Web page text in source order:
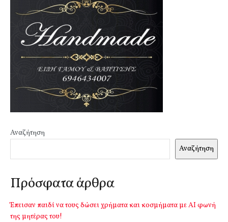
Αναζήτηση
Αναζήτηση
Πρόσφατα άρθρα
Έπεισαν παιδί να τους δώσει χρήματα και κοσμήματα με ΑΙ φωνή
της μητέρας του!